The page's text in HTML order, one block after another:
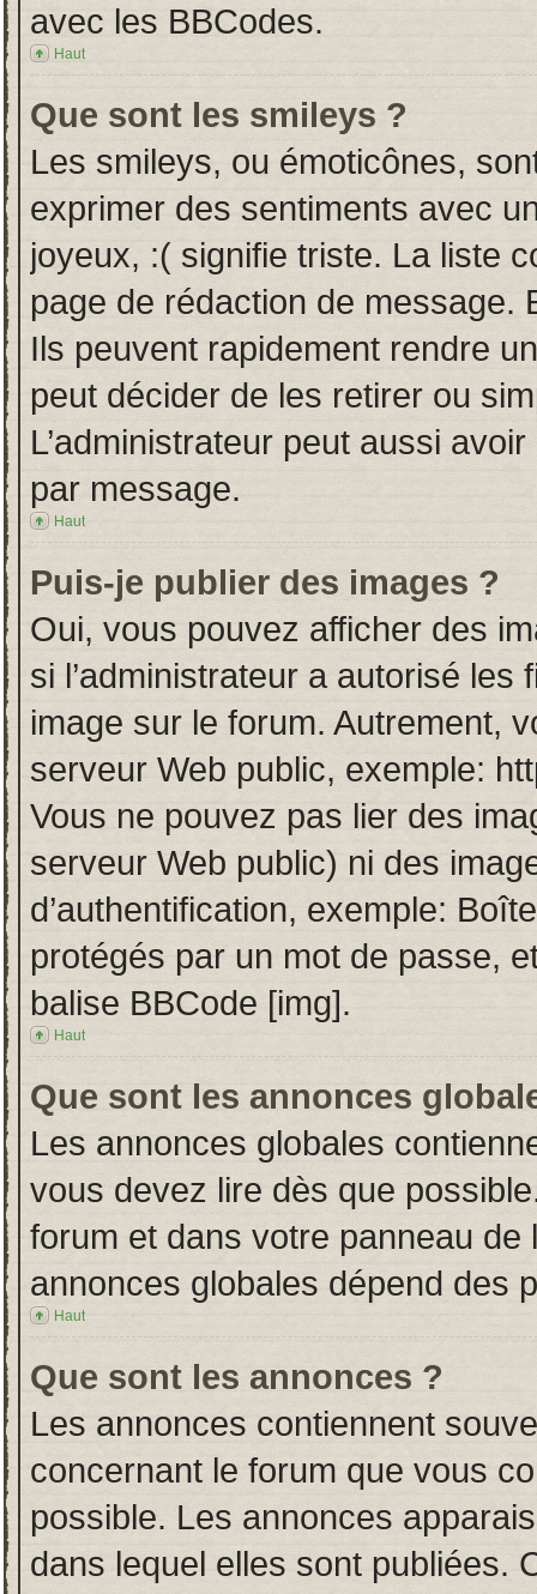
avec les BBCodes.
Haut
Que sont les smileys ?
Les smileys, ou émoticônes,
exprimer des sentiments avec
joyeux, :( signifie triste. La liste
page de rédaction de message.
Ils peuvent rapidement rendre
peut décider de les retirer ou
L’administrateur peut aussi
par message.
Haut
Puis-je publier des images ?
Oui, vous pouvez afficher des
si l’administrateur a autorisé
image sur le forum. Autrement,
serveur Web public, exemple:
Vous ne pouvez pas lier des
serveur Web public) ni des
d’authentification, exemple:
protégés par un mot de passe,
balise BBCode [img].
Haut
Que sont les annonces
Les annonces globales
vous devez lire dès que
forum et dans votre panneau de
annonces globales dépend des
Haut
Que sont les annonces ?
Les annonces contiennent
concernant le forum que vous
possible. Les annonces
dans lequel elles sont publiées.